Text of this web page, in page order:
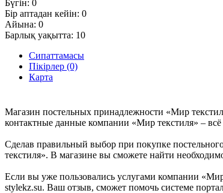
Бүгін: 0
Бір аптадан кейін: 0
Айына: 0
Барлық уақытта: 10
Сипаттамасы
Пікірлер (0)
Карта
Магазин постельных принадлежности «Мир
контактные данные компании «Мир текстиля» –
Сделав правильный выбор при покупке
текстиля». В магазине вы сможете найти
Если вы уже пользовались услугами компании
stylekz.su. Ваш отзыв, сможет помочь системе